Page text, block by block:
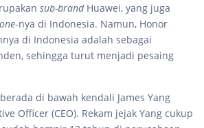
sub-brand Huawei, yang juga
-nya di Indonesia. Namun, Honor
di Indonesia adalah sebagai
sehingga turut menjadi pesaing
di bawah kendali James Yang
Officer (CEO). Rekam jejak Yang cukup